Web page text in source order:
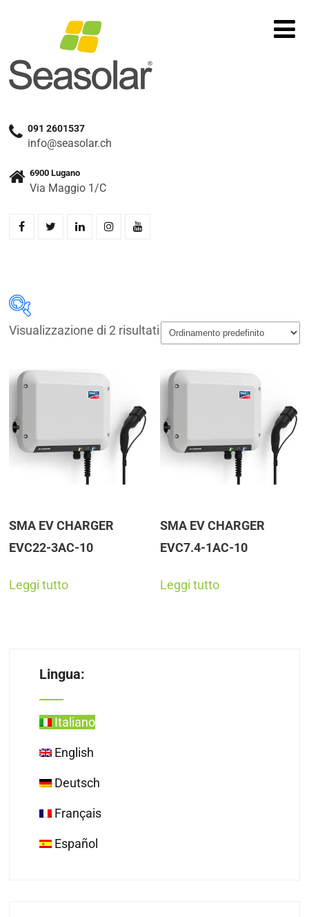
091 2601537
info@seasolar.ch
6900 Lugano
Via Maggio 1/C
Marchi
Prodotto Power @STC (W)
Visualizzazione di 2 risultati
SMA EV CHARGER
EVC22-3AC-10
Leggi tutto
SMA EV CHARGER
EVC7.4-1AC-10
Leggi tutto
Lingua:
Italiano
English
Deutsch
Français
Español